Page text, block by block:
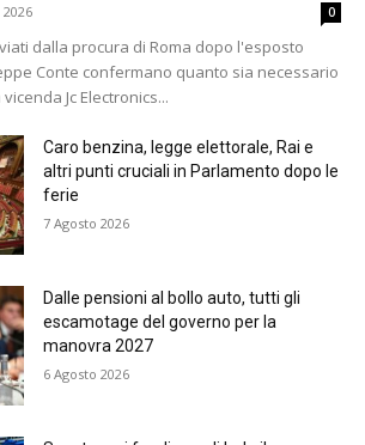
0
dalla procura di Roma dopo l'esposto
Conte confermano quanto sia necessario
Jc Electronics...
Caro benzina, legge elettorale, Rai e
altri punti cruciali in Parlamento dopo le
ferie
7 Agosto 2026
Dalle pensioni al bollo auto, tutti gli
escamotage del governo per la
manovra 2027
6 Agosto 2026